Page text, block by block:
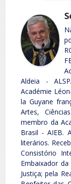
Aldeia -
Académie
la Guyane
Artes,
membro da
Brasil - AIEB.
literários.
Consistório
Embaixador
Justiça; pela